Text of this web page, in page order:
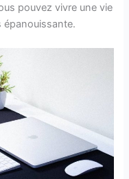
pouvez vivre une vie
épanouissante.